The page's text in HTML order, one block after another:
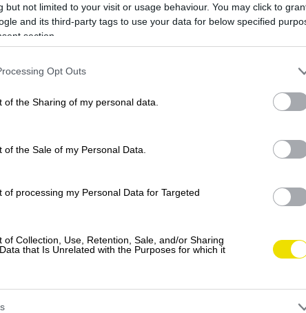
but not limited to your visit or usage behaviour. You may click to
and its third-party tags to use your data for below specified
section.
Opt Outs
of the Sharing of my personal data.
of the Sale of my Personal Data.
of processing my Personal Data for Targeted
of Collection, Use, Retention, Sale, and/or Sharing
that Is Unrelated with the Purposes for which it
opäť dostala do centra verejného záujmu.
az Instagramon